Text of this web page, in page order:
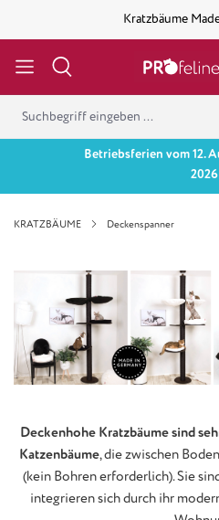
Kratzbäume
Betriebsferien vom 12.
2026
KRATZBÄUME Deckenspanner
Deckenhohe Kratzbäume sind
Katzenbäume, die zwischen
(kein Bohren erforderlich). Sie
integrieren sich durch ihr